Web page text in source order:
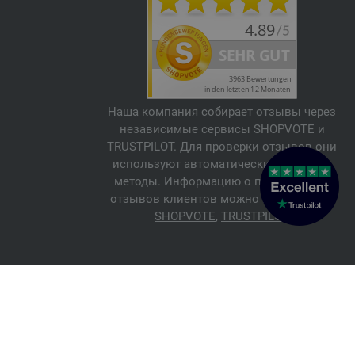
Наша компания собирает отзывы через
независимые сервисы SHOPVOTE и
TRUSTPILOT. Для проверки отзывов они
используют автоматические и ручные
методы. Информацию о подлинности
отзывов клиентов можно найти здесь:
SHOPVOTE, TRUSTPILOT